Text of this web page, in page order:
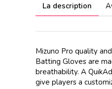
La description
Mizuno Pro quality
Batting Gloves are
breathability. A
give players a